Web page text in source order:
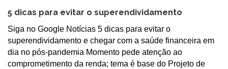
5 dicas para evitar o superendividamento
Siga no Google Notícias 5 dicas para evitar o
superendividamento e chegar com a saúde financeira em
dia no pós-pandemia Momento pede atenção ao
comprometimento da renda; tema é base do Projeto de